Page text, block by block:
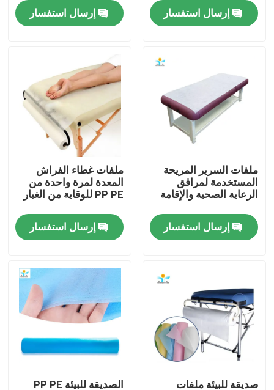
منتجات
معلومات عنا
مراقبة الجودة
اتصل بنا
ملابس واقية يمكن التخلص منها
بذلات واقية يمكن التخلص منها
معطف واقي يمكن التخلص منه
إرسال استفسار
إرسال استفسار
ملفات السرير المريحة
المستخدمة لمرافق
الرعاية الصحية والإقامة
إرسال استفسار
ملفات غطاء الفراش
المعدة لمرة واحدة من
PP PE للوقاية من الغبار
إرسال استفسار
صديقة للبيئة ملفات الصديقة للبيئة PP PE